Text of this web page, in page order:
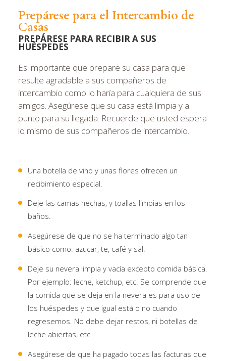
Prepárese para el Intercambio de
Casas
PREPÁRESE PARA RECIBIR A SUS
HUÉSPEDES
Es importante que prepare su casa para que
resulte agradable a sus compañeros de
intercambio como lo haría para cualquiera de sus
amigos. Asegúrese que su casa está limpia y a
punto para su llegada. Recuerde que usted espera
lo mismo de sus compañeros de intercambio.
Una botella de vino y unas flores ofrecen un
recibimiento especial.
Deje las camas hechas, y toallas limpias en los
baños.
Asegúrese de que no se ha terminado algo tan
básico como: azucar, te, café y sal.
Deje su nevera limpia y vacía excepto comida básica.
Por ejemplo: leche, ketchup, etc. Se comprende que
la comida que se deja en la nevera es para uso de
los huéspedes y que igual está o no cuando
regresemos. No debe dejar restos, ni botellas de
leche abiertas, etc.
Asegúrese de que ha pagado todas las facturas que